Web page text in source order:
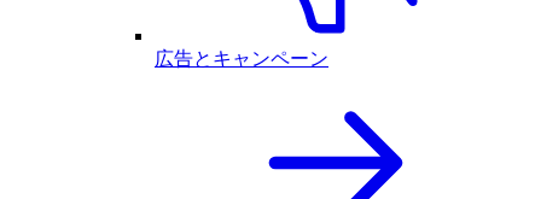
広告とキャンペーン